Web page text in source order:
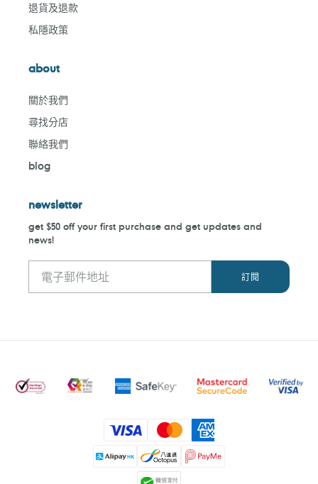
退貨及退款
私隱政策
about
關於我們
尋找分店
聯絡我們
blog
newsletter
get $50 off your first purchase and get updates and
news!
付
款
方
式